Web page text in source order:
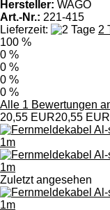
Hersteller: WAGO
Art.-Nr.: 221-415
Lieferzeit:
2
100 %
0 %
0 %
0 %
0 %
Alle 1 Bewertungen
20,55 EUR20,55
Zuletzt angesehen